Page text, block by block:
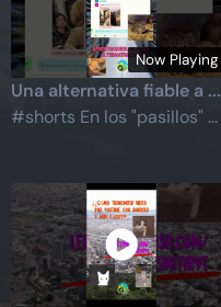
Now Playing
Una alternativa fiable a ...
#shorts En los "pasillos" ...